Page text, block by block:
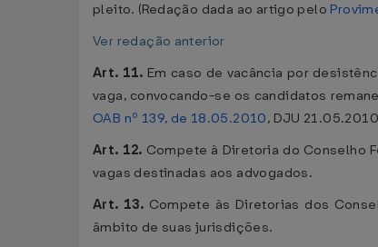
pleito. (Redação dada ao artigo pelo
Ver redação anterior
Art. 11. Em caso de vacância por
vaga, convocando-se os candidatos
OAB nº 139, de 18.05.2010, DJU
Art. 12. Compete à Diretoria do Conselho
vagas destinadas aos advogados.
Art. 13. Compete às Diretorias dos
âmbito de suas jurisdições.